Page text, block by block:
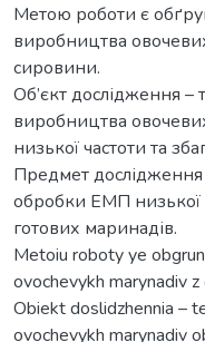
Метою роботи є
виробництва
сировини.
Об’єкт дослідження –
виробництва
низької частоти та
Предмет дослідження
обробки ЕМП низької
готових маринадів.
Metoiu roboty ye
ovochevykh marynadiv
Obiekt doslidzhennia –
ovochevykh marynadiv